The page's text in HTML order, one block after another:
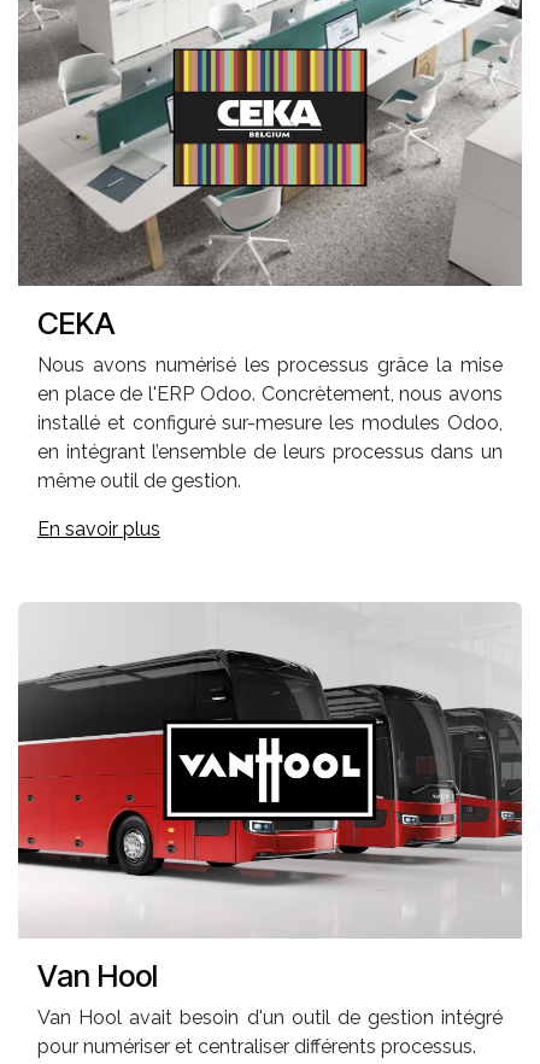
CEKA
Nous avons numérisé les processus grâce la mise
en place de l'ERP Odoo. Concrètement, nous avons
installé et configuré sur-mesure les modules Odoo,
en intégrant l’ensemble de leurs processus dans un
même outil de gestion.
En savoir plus
Van Hool
Van Hool avait besoin d'un outil de gestion intégré
pour numériser et centraliser différents processus.